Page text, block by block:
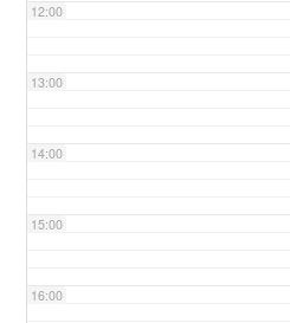
12:00
13:00
14:00
15:00
16:00